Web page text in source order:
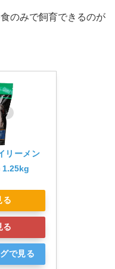
のみで飼育できるのが
リーメン
1.25kg
る
る
で見る